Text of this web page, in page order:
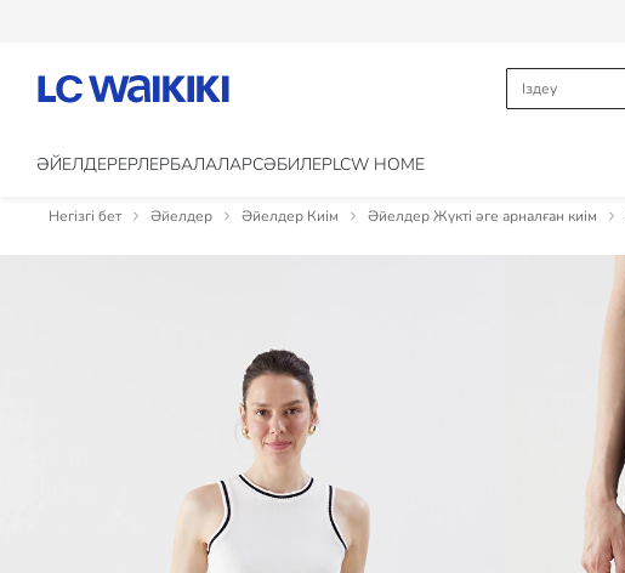
ӘЙЕЛДЕРЕРЛЕРБАЛАЛАРCӘБИЛЕРLCW HOME
Негізгі бет Әйелдер Әйелдер Киім Әйелдер Жүкті әге арналған киім